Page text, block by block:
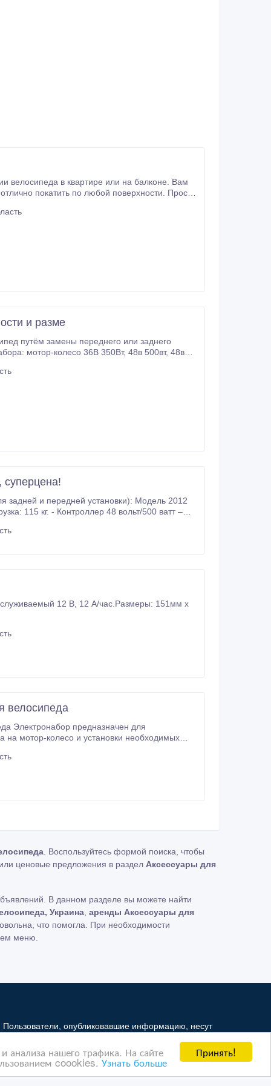
Принять!
анализа нашего трафика. На сайте
coookies.Узнать больше
в квартире или на балконе. Вам
и разме
путём замены переднего или заднего
колесо 36В 350Вт, 48в 500вт, 48в
суперцена!
12 В, 12 А/час.Размеры: 151мм х
велосипеда
Электронабор предназначен для
на мотор-колесо и установки необходимых
тормоза с датчиками отключения мотор-
. Воспользуйтесь формой поиска, чтобы
ценовые предложения в раздел Аксессуары для
В данном разделе вы можете найти
Украина аренды Аксессуары для
что помогла. При необходимости
меню.
опубликовавшие информацию, несут
Интернет - рынок третьим лицам. Но мы можем
информация ущемляет права другого лица, в целях
на которые ссылается Интернет - рынок. На